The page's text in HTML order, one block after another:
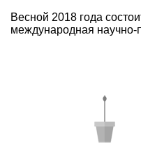
Весной 2018 года
международная научно-